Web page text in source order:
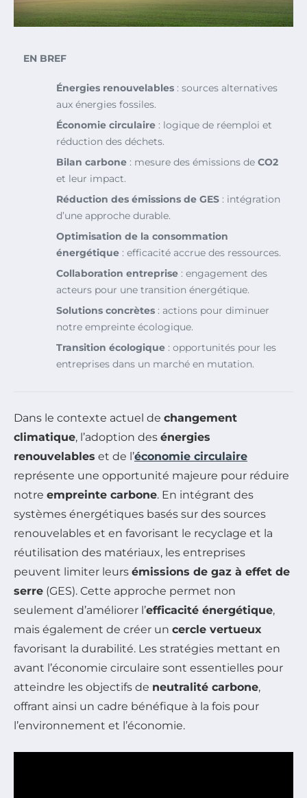
EN BREF
Énergies renouvelables : sources alternatives
aux énergies fossiles.
Économie circulaire : logique de réemploi et
réduction des déchets.
Bilan carbone : mesure des émissions de CO2
et leur impact.
Réduction des émissions de GES : intégration
d’une approche durable.
Optimisation de la consommation
énergétique : efficacité accrue des ressources.
Collaboration entreprise : engagement des
acteurs pour une transition énergétique.
Solutions concrètes : actions pour diminuer
notre empreinte écologique.
Transition écologique : opportunités pour les
entreprises dans un marché en mutation.
Dans le contexte actuel de changement
climatique, l’adoption des énergies
renouvelables et de l’économie circulaire
représente une opportunité majeure pour réduire
notre empreinte carbone. En intégrant des
systèmes énergétiques basés sur des sources
renouvelables et en favorisant le recyclage et la
réutilisation des matériaux, les entreprises
peuvent limiter leurs émissions de gaz à effet de
serre (GES). Cette approche permet non
seulement d’améliorer l’efficacité énergétique,
mais également de créer un cercle vertueux
favorisant la durabilité. Les stratégies mettant en
avant l’économie circulaire sont essentielles pour
atteindre les objectifs de neutralité carbone,
offrant ainsi un cadre bénéfique à la fois pour
l’environnement et l’économie.